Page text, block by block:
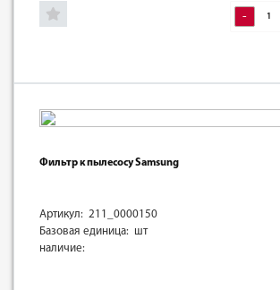
-
Фильтр к пылесосу Samsung
Артикул: 211_0000150
Базовая единица: шт
наличие: